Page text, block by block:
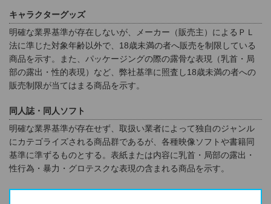
キャラクターグッズ
明確な業界基準が存在しないが、メーカー（販売主）によるＰＬ
法に準じた対象年齢以外で、18歳未満の者へ販売を制限している
商品を示す。また、パッケージングの際の露骨な表現（乳首・局
部の露出・性的表現）など、弊社基準に照査し18歳未満の者への
販売制限が当てはまる商品を示す。
同人誌・同人ソフト
明確な業界基準が存在せず、取扱い業者によって独自のジャンル
にカテゴライズされる商品群であるが、各種映像ソフトや書籍同
基準に準ずるものとする。表紙または内容に乳首・局部の露出・
性行為・暴力・グロテスクな表現の含まれる商品を示す。